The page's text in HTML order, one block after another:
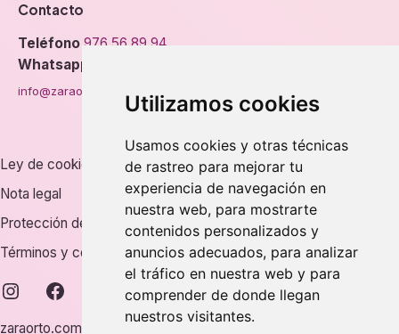
Utilizamos cookies
Usamos cookies y otras técnicas
de rastreo para mejorar tu
experiencia de navegación en
nuestra web, para mostrarte
contenidos personalizados y
anuncios adecuados, para analizar
el tráfico en nuestra web y para
comprender de donde llegan
nuestros visitantes.
Contacto
Teléfono 976 56 89 94
Whatsapp
info@zaraorto.com
zaraorto.com © 2026.
Ley de cookies
Nota legal
Protección de datos
Términos y condiciones
instagram